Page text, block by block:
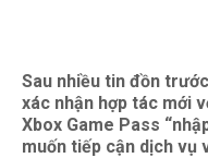
Sau nhiều tin đồn
xác nhận hợp tác mới
Xbox Game Pass
muốn tiếp cận dịch vụ